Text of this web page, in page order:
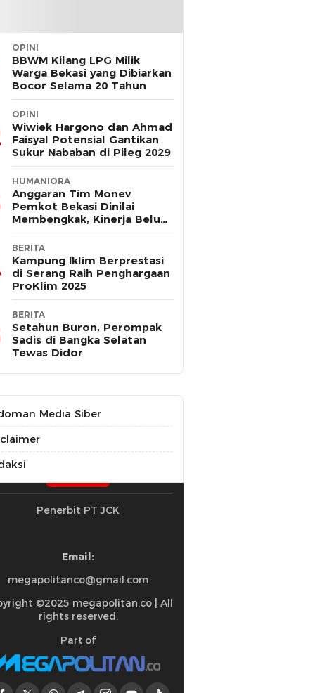
OPINI
BBWM Kilang LPG Milik
Warga Bekasi yang Dibiarkan
Bocor Selama 20 Tahun
OPINI
Wiwiek Hargono dan Ahmad
Faisyal Potensial Gantikan
Sukur Nababan di Pileg 2029
HUMANIORA
Anggaran Tim Monev
Pemkot Bekasi Dinilai
Membengkak, Kinerja Belum
Terbukti Efektif
BERITA
Kampung Iklim Berprestasi
di Serang Raih Penghargaan
ProKlim 2025
BERITA
Setahun Buron, Perompak
Sadis di Bangka Selatan
Tewas Didor
Media Siber
Penerbit PT JCK
Email:
megapolitanco@gmail.com
©2025 megapolitan.co | All
rights reserved.
Part of